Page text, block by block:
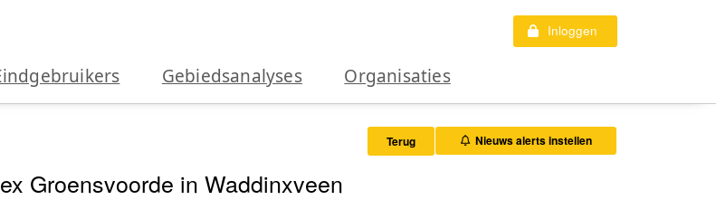
Inloggen
Gebiedsanalyses Organisaties
Terug Nieuws alerts instellen
Groensvoorde in Waddinxveen